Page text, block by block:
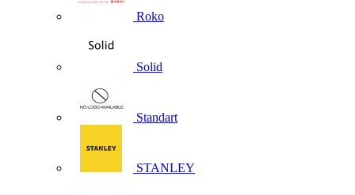
Roko
Solid
Standart
STANLEY